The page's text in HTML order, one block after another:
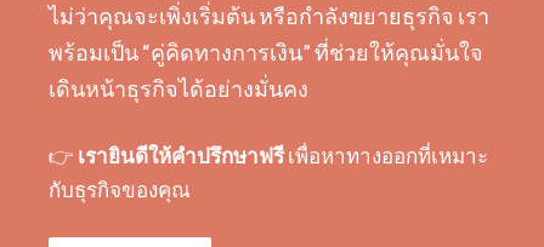
ไม่ว่าคุณจะเพิ่งเริ่มต้น หรือกำลังขยายธุรกิจ เรา
พร้อมเป็น “คู่คิดทางการเงิน” ที่ช่วยให้คุณมั่นใจ
เดินหน้าธุรกิจได้อย่างมั่นคง
👉 เรายินดีให้คำปรึกษาฟรีเพื่อหาทางออกที่เหมาะ
กับธุรกิจของคุณ